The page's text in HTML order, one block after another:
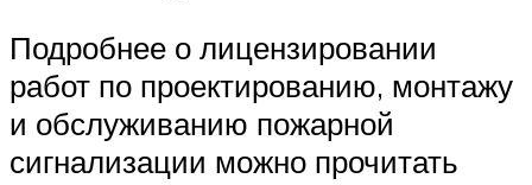
Подробнее о лицензировании
работ по проектированию, монтажу
и обслуживанию пожарной
сигнализации можно прочитать